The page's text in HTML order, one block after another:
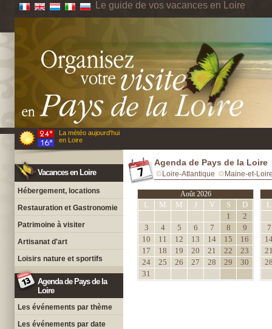
Le guide de vos vacances en Loire
La météo aujourd'hui
en Loire
Vacances en Loire
Hébergement, locations
Restauration et Gastronomie
Patrimoine à visiter
Artisanat d'art
Loisirs nature et sportifs
Agenda de Pays de la
Loire
Les événements par thème
Les événements par date
Agenda de Pays de la Loire
Loire-Atlantique Maine-et-
Août 2026
L M M J V S
D
1
2
3
4 5 6 7 8
9
10
11 12 13 14 15
16
17
18 19 20 21 22
23
24
25 26 27 28 29
30
31
L
7